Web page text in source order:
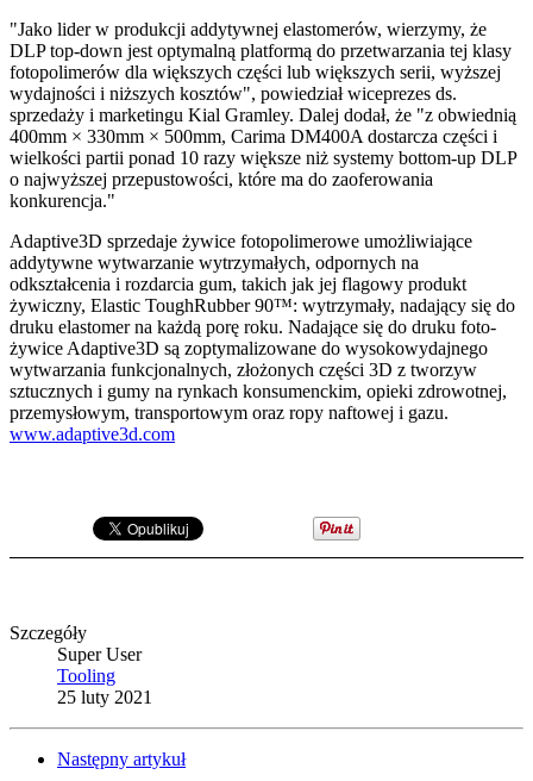
"Jako lider w produkcji addytywnej elastomerów, wierzymy, że
DLP top-down jest optymalną platformą do przetwarzania tej klasy
fotopolimerów dla większych części lub większych serii, wyższej
wydajności i niższych kosztów", powiedział wiceprezes ds.
sprzedaży i marketingu Kial Gramley. Dalej dodał, że "z obwiednią
400mm × 330mm × 500mm, Carima DM400A dostarcza części i
wielkości partii ponad 10 razy większe niż systemy bottom-up DLP
o najwyższej przepustowości, które ma do zaoferowania
konkurencja."
Adaptive3D sprzedaje żywice fotopolimerowe umożliwiające
addytywne wytwarzanie wytrzymałych, odpornych na
odkształcenia i rozdarcia gum, takich jak jej flagowy produkt
żywiczny, Elastic ToughRubber 90™: wytrzymały, nadający się do
druku elastomer na każdą porę roku. Nadające się do druku foto-
żywice Adaptive3D są zoptymalizowane do wysokowydajnego
wytwarzania funkcjonalnych, złożonych części 3D z tworzyw
sztucznych i gumy na rynkach konsumenckim, opieki zdrowotnej,
przemysłowym, transportowym oraz ropy naftowej i gazu.
www.adaptive3d.com
Szczegóły
Super User
Tooling
25 luty 2021
Następny artykuł